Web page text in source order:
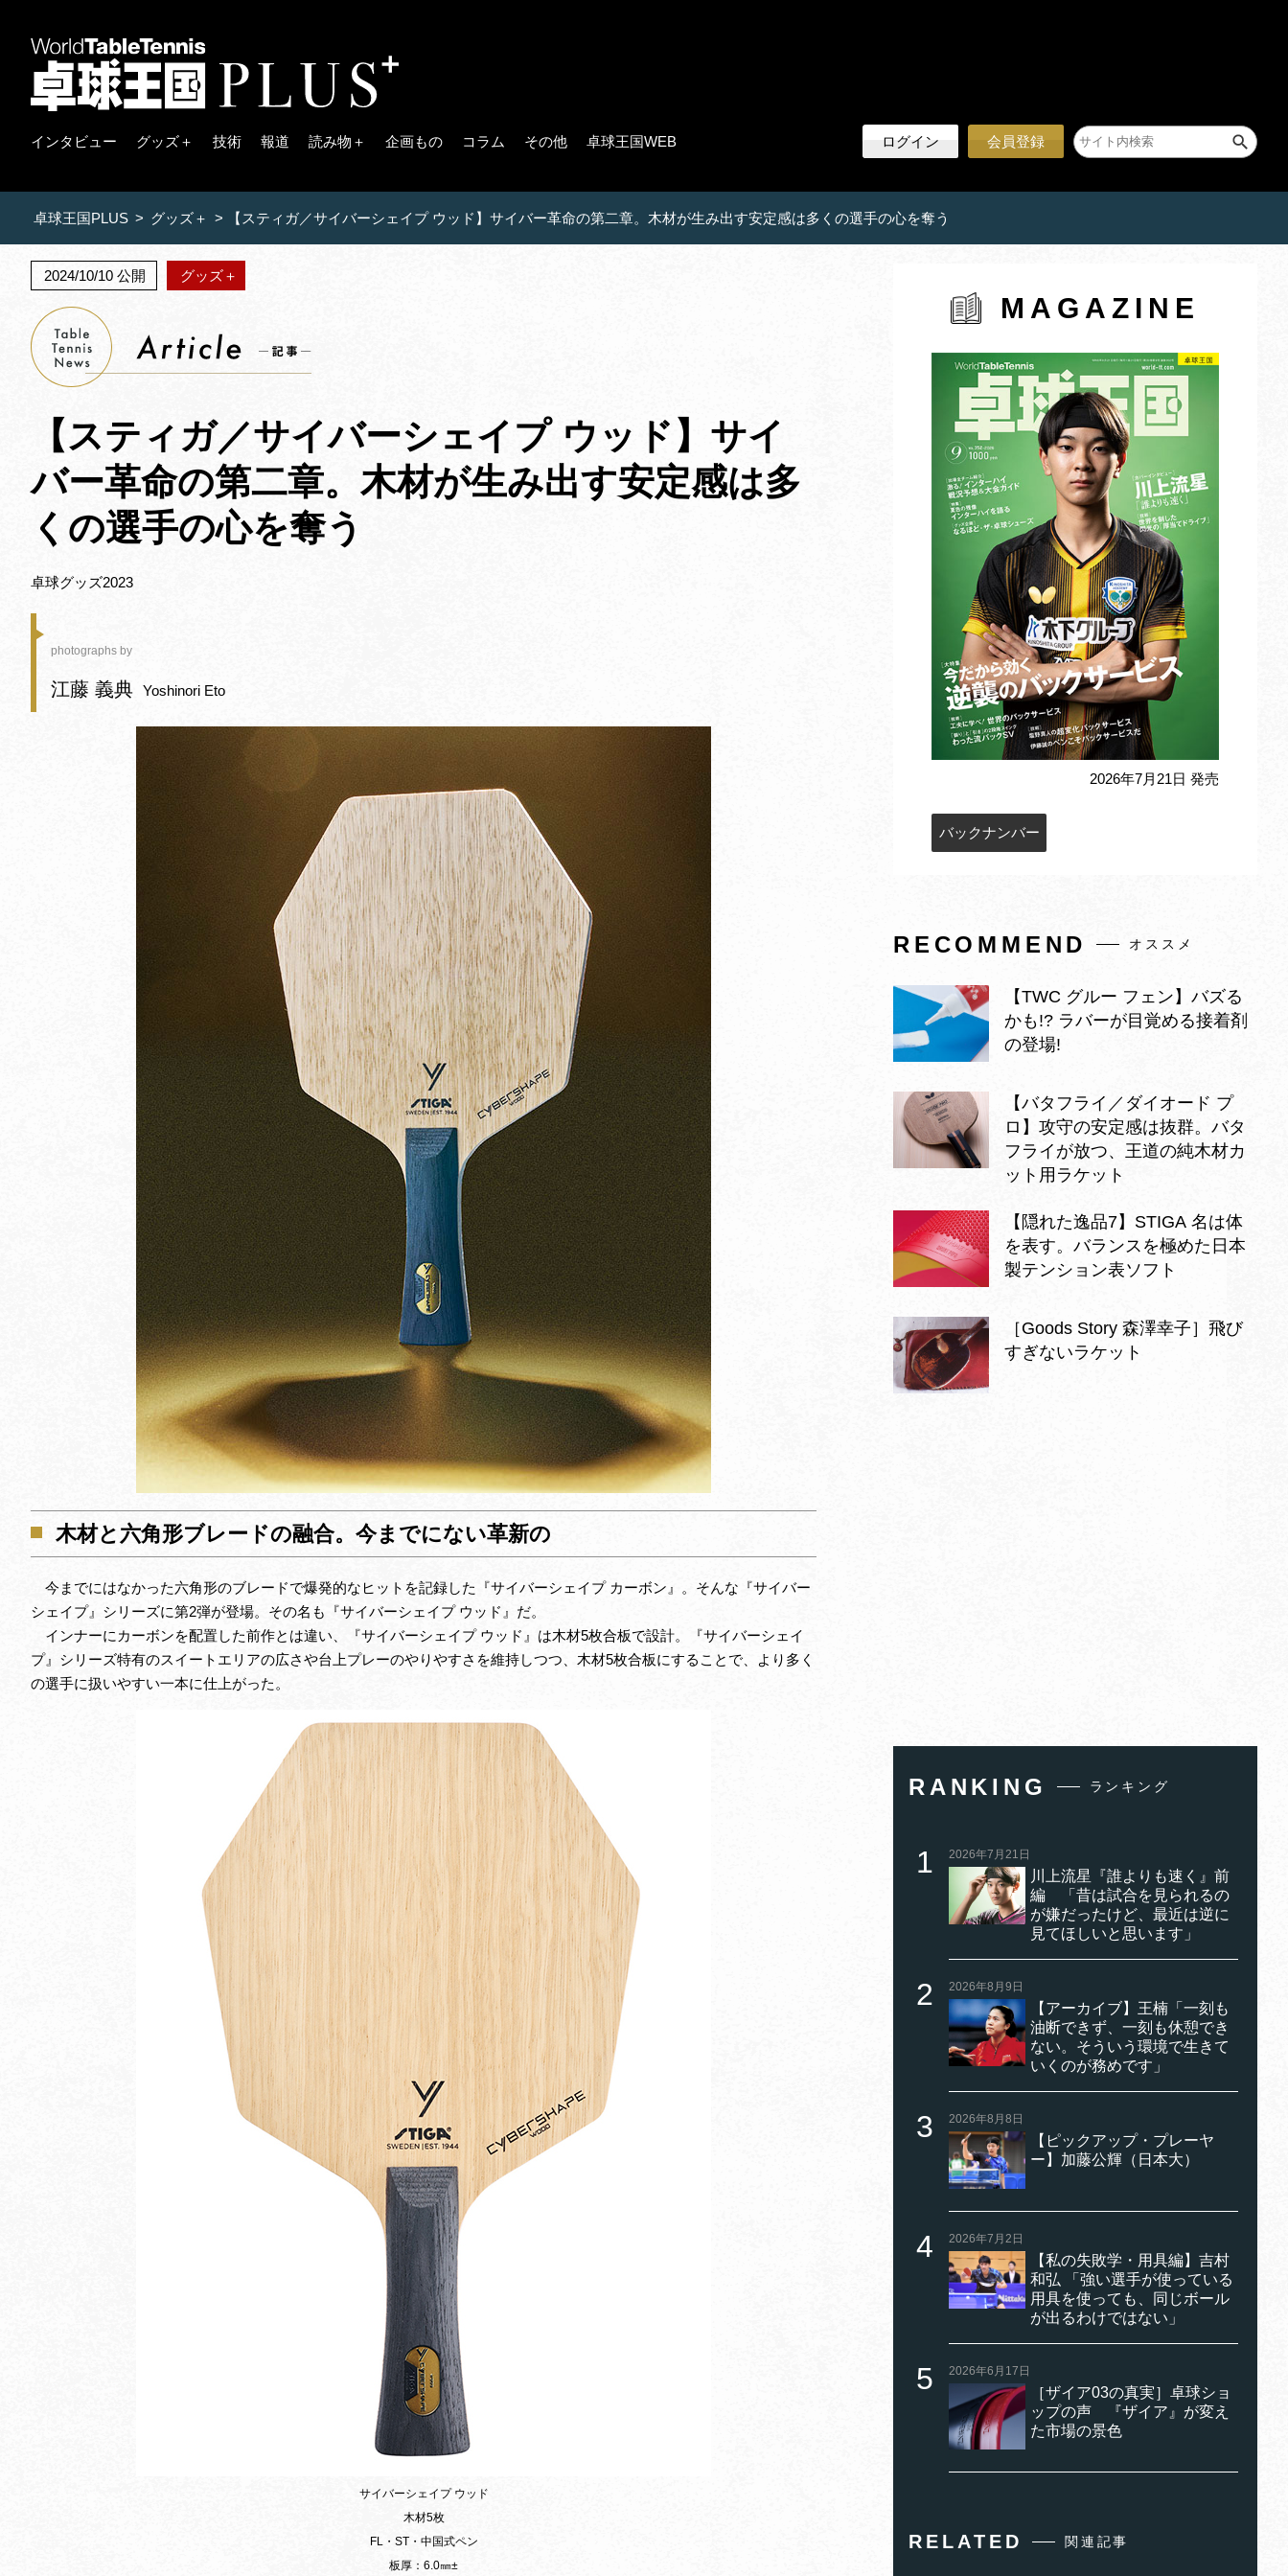
インタビュー グッズ＋ 技術 報道 読み物＋ 企画もの コラム その他 卓球王国WEB ログイン 会員登録
卓球王国PLUS > グッズ＋ > 【スティガ／サイバーシェイプ ウッド】サイバー革命の第二章。木材が生み出す安定感は多くの選手の心を奪う
2024/10/10 公開 グッズ＋
【スティガ／サイバーシェイプ ウッド】サイ
バー革命の第二章。木材が生み出す安定感は多
くの選手の心を奪う
卓球グッズ2023
photographs by
江藤 義典 Yoshinori Eto
木材と六角形ブレードの融合。今までにない革新の
今までにはなかった六角形のブレードで爆発的なヒットを記録した『サイバーシェイプ カーボン』。そんな『サイバー
シェイプ』シリーズに第2弾が登場。その名も『サイバーシェイプ ウッド』だ。
インナーにカーボンを配置した前作とは違い、『サイバーシェイプ ウッド』は木材5枚合板で設計。『サイバーシェイ
プ』シリーズ特有のスイートエリアの広さや台上プレーのやりやすさを維持しつつ、木材5枚合板にすることで、より多く
の選手に扱いやすい一本に仕上がった。
サイバーシェイプ ウッド
木材5枚
FL・ST・中国式ペン
板厚：6.0㎜±
MAGAZINE
2026年7月21日 発売
バックナンバー
RECOMMEND オススメ
【TWC グルー フェン】バズる
かも!? ラバーが目覚める接着剤
の登場!
【バタフライ／ダイオード プ
ロ】攻守の安定感は抜群。バタ
フライが放つ、王道の純木材カ
ット用ラケット
【隠れた逸品7】STIGA 名は体
を表す。バランスを極めた日本
製テンション表ソフト
［Goods Story 森澤幸子］飛び
すぎないラケット
RANKING ランキング
2026年7月21日
川上流星『誰よりも速く』前
編 「昔は試合を見られるの
が嫌だったけど、最近は逆に
見てほしいと思います」
2026年8月9日
【アーカイブ】王楠「一刻も
油断できず、一刻も休憩でき
ない。そういう環境で生きて
いくのが務めです」
2026年8月8日
【ピックアップ・プレーヤ
ー】加藤公輝（日本大）
2026年7月2日
【私の失敗学・用具編】吉村
和弘 「強い選手が使っている
用具を使っても、同じボール
が出るわけではない」
2026年6月17日
［ザイア03の真実］卓球ショ
ップの声 『ザイア』が変え
た市場の景色
RELATED 関連記事